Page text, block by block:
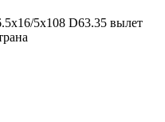
5x108 D63.35 вылет